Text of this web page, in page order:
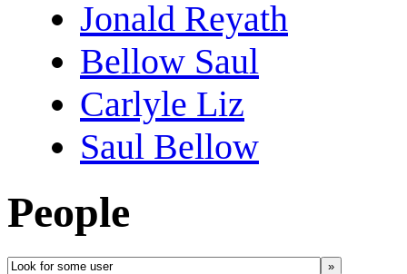
Jonald Reyath
Bellow Saul
Carlyle Liz
Saul Bellow
People
»